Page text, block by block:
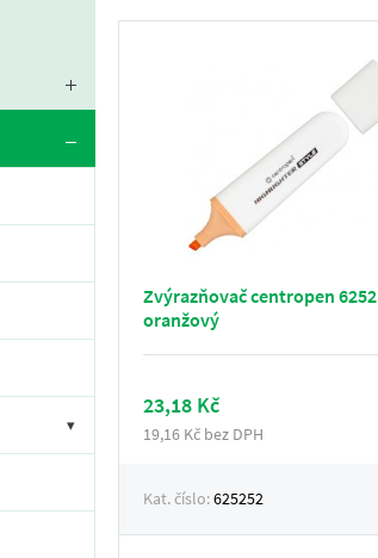
▾
Zvýrazňovač centropen 6252
oranžový
23,18 Kč
19,16 Kč bez DPH
Kat. číslo:625252